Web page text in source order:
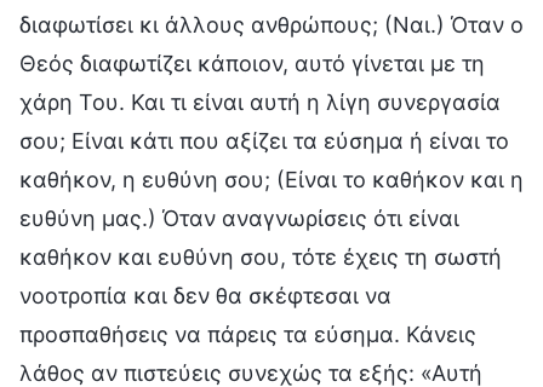
διαφωτίσει κι άλλους ανθρώπους; (Ναι.) Όταν ο
Θεός διαφωτίζει κάποιον, αυτό γίνεται με τη
χάρη Του. Και τι είναι αυτή η λίγη συνεργασία
σου; Είναι κάτι που αξίζει τα εύσημα ή είναι το
καθήκον, η ευθύνη σου; (Είναι το καθήκον και η
ευθύνη μας.) Όταν αναγνωρίσεις ότι είναι
καθήκον και ευθύνη σου, τότε έχεις τη σωστή
νοοτροπία και δεν θα σκέφτεσαι να
προσπαθήσεις να πάρεις τα εύσημα. Κάνεις
λάθος αν πιστεύεις συνεχώς τα εξής: «Αυτή